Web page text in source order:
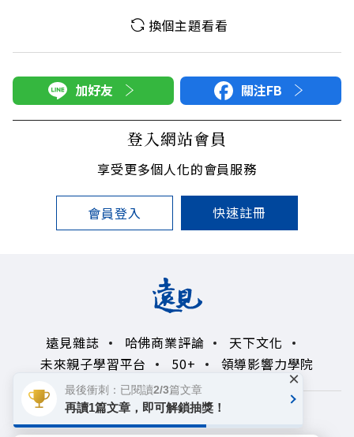
換個主題看看
加好友 關注FB
登入網站會員
享受更多個人化的會員服務
會員登入 快速註冊
遠見雜誌 哈佛商業評論
天下文化
未來親子學習平台
50+ 領導影響力學院
著作權聲明 隱私權政策
最後衝刺：已閱讀2/3篇文章
再讀1篇文章，即可解鎖抽獎！
×